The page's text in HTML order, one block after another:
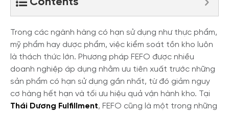
Trong các ngành hàng có hạn sử dụng như thực phẩm,
mỹ phẩm hay dược phẩm, việc kiểm soát tồn kho luôn
là thách thức lớn. Phương pháp FEFO được nhiều
doanh nghiệp áp dụng nhằm ưu tiên xuất trước những
sản phẩm có hạn sử dụng gần nhất, từ đó giảm nguy
cơ hàng hết hạn và tối ưu hiệu quả vận hành kho. Tại
Thái Dương Fulfillment, FEFO cũng là một trong những